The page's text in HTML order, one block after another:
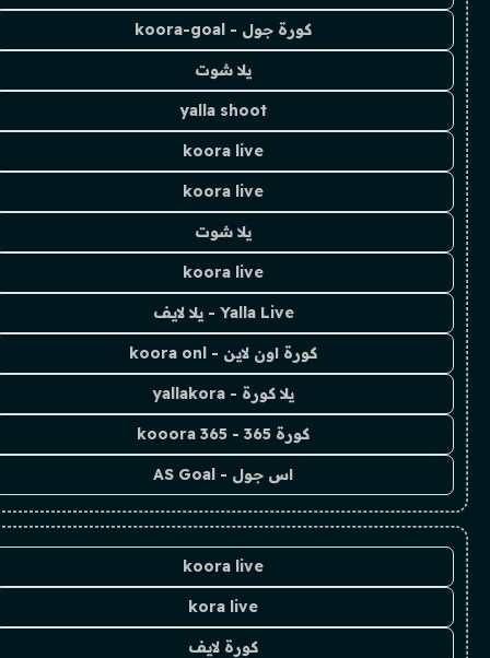
كورة جول - koora-goal
يلا شوت
yalla shoot
koora live
koora live
يلا شوت
koora live
Yalla Live - يلا لايف
كورة اون لاين - koora onl
يلا كورة - yallakora
كورة 365 - kooora 365
اس جول - AS Goal
koora live
kora live
كورة لايف